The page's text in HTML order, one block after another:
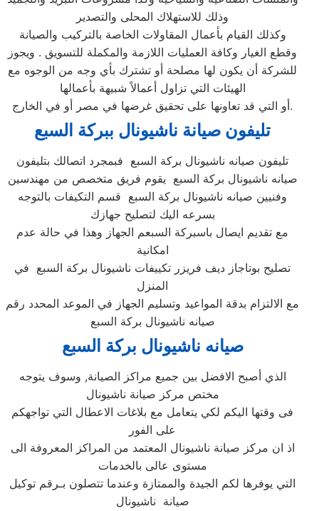
وذلك للاستهلاك المحلى والتصدير
وكذلك القيام بأعمال المقاولات الخاصة بالتركيب والصيانة
وقطع الغيار وكافة العمليات اللازمة والمكملة للتسويق . ويجوز
للشركة أن يكون لها مصلحة أو تشترك بأي وجه من الوجوه مع
الهيئات التي تزاول أعمالاً شبيهة بأعمالها
أو التي قد تعاونها على تحقيق غرضها في مصر أو في الخارج.
تليفون صيانة ناشيونال ببركة السبع
تليفون صيانه ناشيونال بركة السبع فبمجرد اتصالك بتليفون
صيانه ناشيونال بركة السبع يقوم فريق متخصص من مهندسين
وفنيين صيانه ناشيونال بركة السبع قسم التكيفات بالتوجه
بسرعه اليك لتصليح جهازك
مع تقديم ايصال باسبركة السبعم الجهاز وهذا في حالة عدم
امكانية
تصليح بوتاجاز ديف فريزر تكييفات ناشيونال بركة السبع في
المنزل
مع الالتزام بدقة المواعيد وتسليم الجهاز في الموعد المحدد رقم
صيانه ناشيونال بركة السبع
صيانه ناشيونال بركة السبع
الذي أصبح الافضل بين جميع مراكز الصيانة, وسوف يتوجه
مختص مركز صيانة ناشيونال
فى وقتها اليكم لكي يتعامل مع بلاغات الاعطال التي تواجهكم
على الفور
اذ ان مركز صيانة ناشيونال المعتمد من المراكز المعروفة الى
مستوى عالى بالخدمات
التي يوفرها لكم الجيدة والممتازة وعندما تتصلون بـرقم توكيل
صيانة ناشيونال